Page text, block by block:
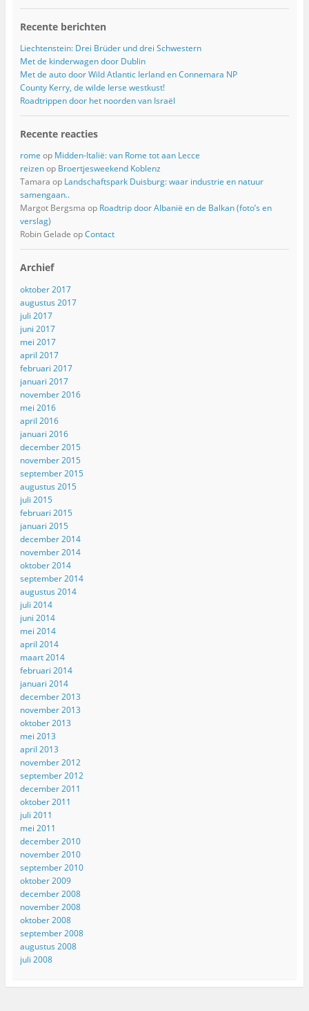
Recente berichten
Liechtenstein: Drei Brüder und drei Schwestern
Met de kinderwagen door Dublin
Met de auto door Wild Atlantic Ierland en Connemara NP
County Kerry, de wilde Ierse westkust!
Roadtrippen door het noorden van Israël
Recente reacties
rome op Midden-Italië: van Rome tot aan Lecce
reizenop Broertjesweekend Koblenz
Tamara op Landschaftspark Duisburg: waar industrie en natuur
samengaan..
Margot Bergsma op Roadtrip door Albanië en de Balkan (foto’s en
verslag)
Robin Gelade opContact
Archief
oktober 2017
augustus 2017
juli 2017
juni 2017
mei 2017
april 2017
februari 2017
januari 2017
november 2016
mei 2016
april 2016
januari 2016
december 2015
november 2015
september 2015
augustus 2015
juli 2015
februari 2015
januari 2015
december 2014
november 2014
oktober 2014
september 2014
augustus 2014
juli 2014
juni 2014
mei 2014
april 2014
maart 2014
februari 2014
januari 2014
december 2013
november 2013
oktober 2013
mei 2013
april 2013
november 2012
september 2012
december 2011
oktober 2011
juli 2011
mei 2011
december 2010
november 2010
september 2010
oktober 2009
december 2008
november 2008
oktober 2008
september 2008
augustus 2008
juli 2008